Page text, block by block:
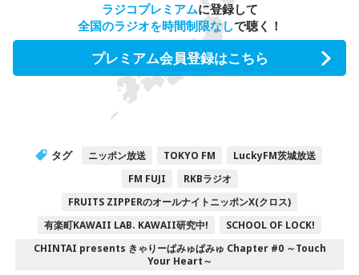
ラジコプレミアムに登録して
全国のラジオを時間制限なしで聴く！
プレミアム会員登録はこちら
タグ ニッポン放送 TOKYO FM
LuckyFM茨城放送
FM FUJI
RKBラジオ
FRUITS ZIPPERのオールナイトニッポンX(クロス)
有楽町KAWAII LAB. KAWAII研究中!
SCHOOL OF LOCK!
CHINTAI presents きゃりーぱみゅぱみゅ Chapter #0 ～Touch
Your Heart～